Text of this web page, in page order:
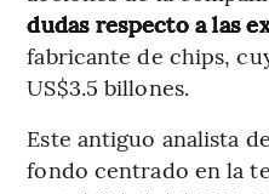
dudas respecto a las
fabricante de chips,
US$3.5 billones.
Este antiguo analista
fondo centrado en la